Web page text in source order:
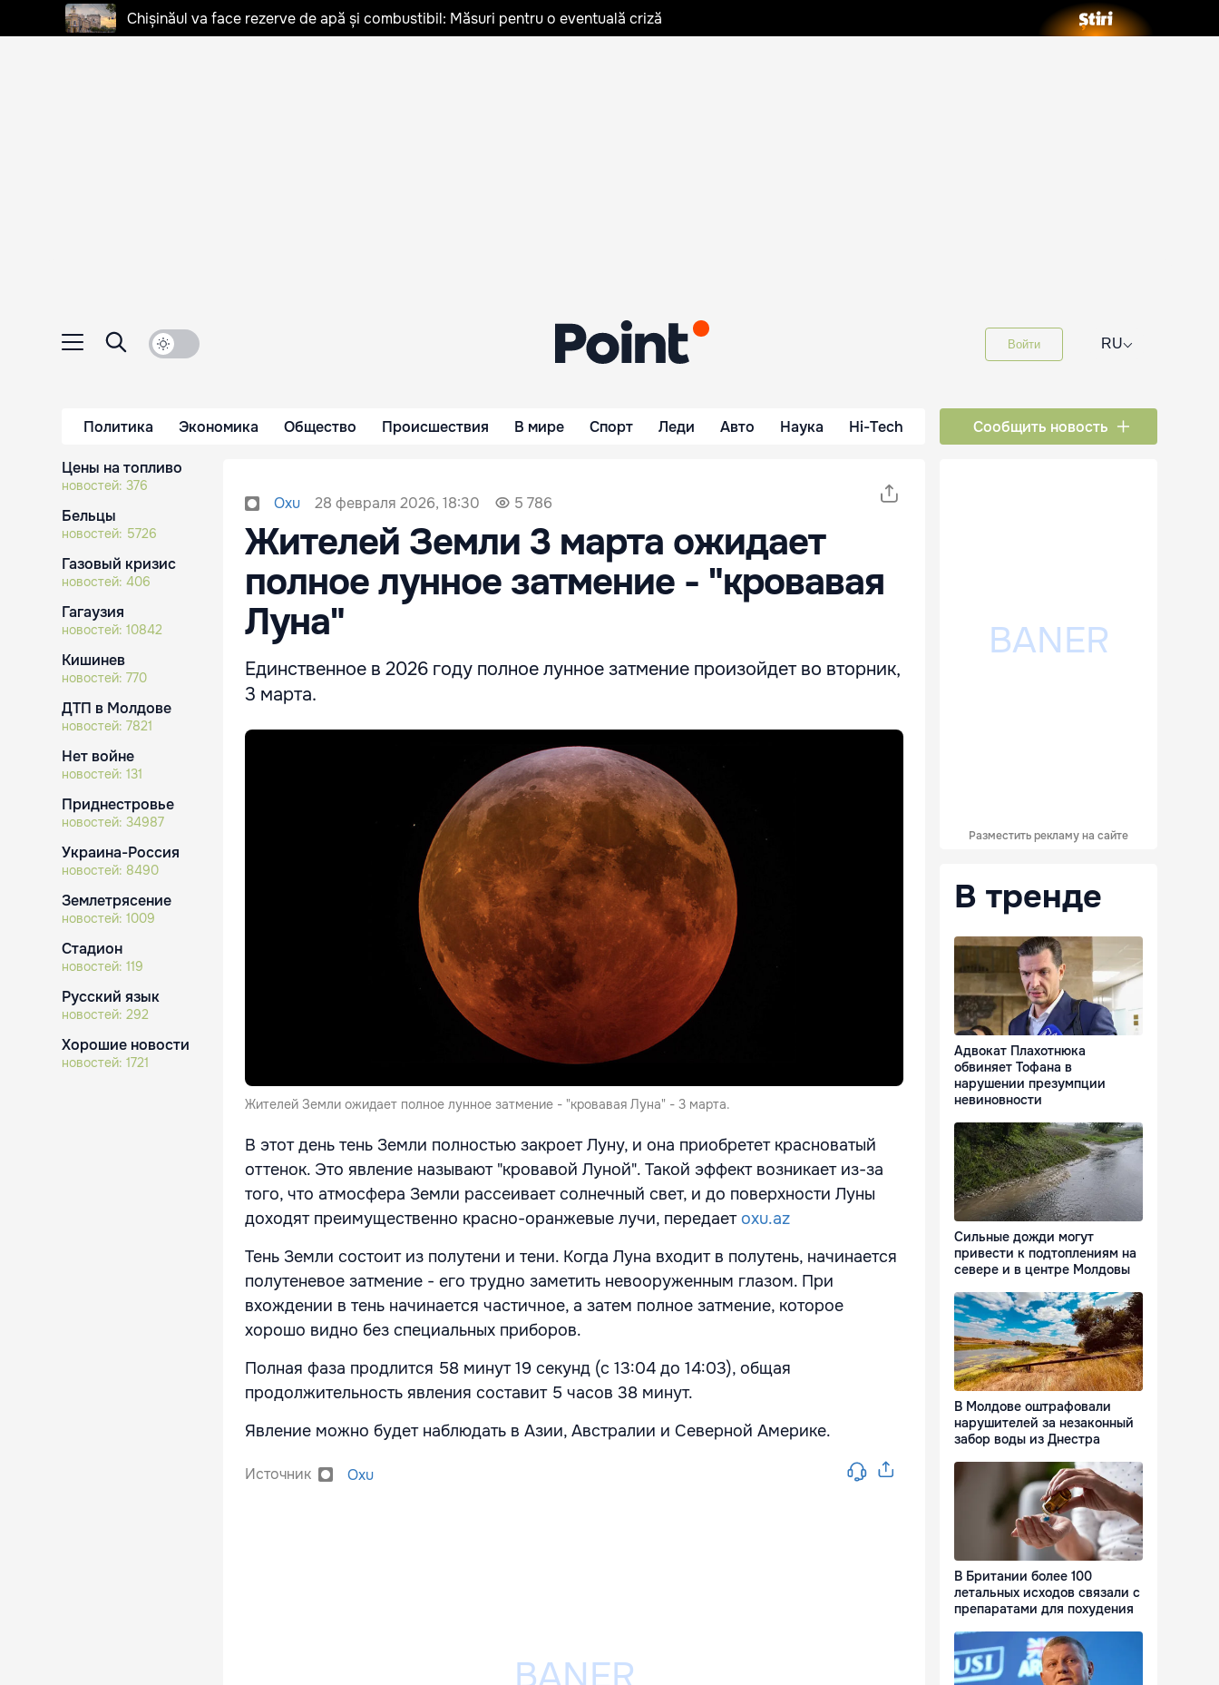
Chișinăul va face rezerve de apă și combustibil: Măsuri pentru o eventuală criză
Войти RU⌵
Политика Экономика Общество Происшествия В мире Спорт Леди Авто Наука Hi-Tech Сообщить новость
Цены на топливо
новостей: 376
Бельцы
новостей: 5726
Газовый кризис
новостей: 406
Гагаузия
новостей: 10842
Кишинев
новостей: 770
ДТП в Молдове
новостей: 7821
Нет войне
новостей: 131
Приднестровье
новостей: 34987
Украина-Россия
новостей: 8490
Землетрясение
новостей: 1009
Стадион
новостей: 119
Русский язык
новостей: 292
Хорошие новости
новостей: 1721
Oxu 28 февраля 2026, 18:30 5 786
Жителей Земли 3 марта ожидает
полное лунное затмение - "кровавая
Луна"
Единственное в 2026 году полное лунное затмение произойдет во вторник,
3 марта.
Жителей Земли ожидает полное лунное затмение - "кровавая Луна" - 3 марта.
В этот день тень Земли полностью закроет Луну, и она приобретет красноватый
оттенок. Это явление называют "кровавой Луной". Такой эффект возникает из-за
того, что атмосфера Земли рассеивает солнечный свет, и до поверхности Луны
доходят преимущественно красно-оранжевые лучи, передаетoxu.az
Тень Земли состоит из полутени и тени. Когда Луна входит в полутень, начинается
полутеневое затмение - его трудно заметить невооруженным глазом. При
вхождении в тень начинается частичное, а затем полное затмение, которое
хорошо видно без специальных приборов.
Полная фаза продлится 58 минут 19 секунд (с 13:04 до 14:03), общая
продолжительность явления составит 5 часов 38 минут.
Явление можно будет наблюдать в Азии, Австралии и Северной Америке.
Источник Oxu
Разместить рекламу на сайте
В тренде
Адвокат Плахотнюка
обвиняет Тофана в
нарушении презумпции
невиновности
Сильные дожди могут
привести к подтоплениям на
севере и в центре Молдовы
В Молдове оштрафовали
нарушителей за незаконный
забор воды из Днестра
В Британии более 100
летальных исходов связали с
препаратами для похудения